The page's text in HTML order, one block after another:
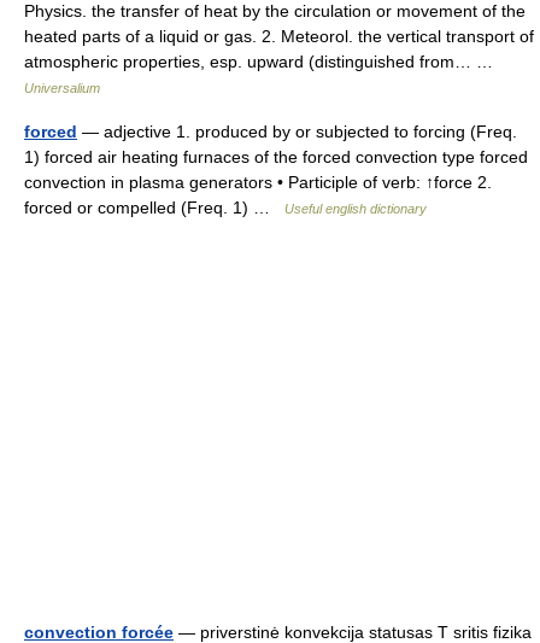
Physics. the transfer of heat by the circulation or movement of the
heated parts of a liquid or gas. 2. Meteorol. the vertical transport of
atmospheric properties, esp. upward (distinguished from… …
Universalium
forced — adjective 1. produced by or subjected to forcing (Freq.
1) forced air heating furnaces of the forced convection type forced
convection in plasma generators • Participle of verb: ↑force 2.
forced or compelled (Freq. 1) …
Useful english dictionary
convection forcée — priverstinė konvekcija statusas T sritis fizika